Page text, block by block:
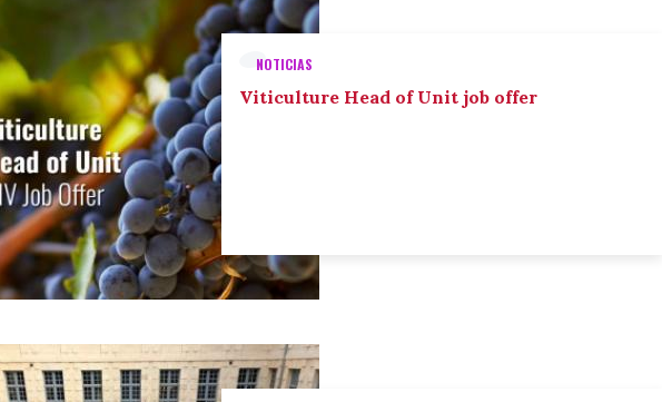
NOTICIAS
Viticulture Head of Unit job offer